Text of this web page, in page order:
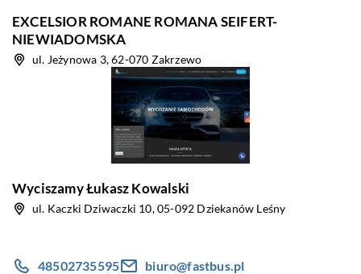
EXCELSIOR ROMANE ROMANA SEIFERT-
NIEWIADOMSKA
ul. Jeżynowa 3, 62-070 Zakrzewo
Wyciszamy Łukasz Kowalski
ul. Kaczki Dziwaczki 10, 05-092 Dziekanów Leśny
48502735595
biuro@fastbus.pl